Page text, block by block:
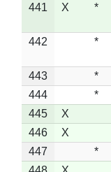
441
X *
442
*
443
*
444
*
445
X
446
X
447
*